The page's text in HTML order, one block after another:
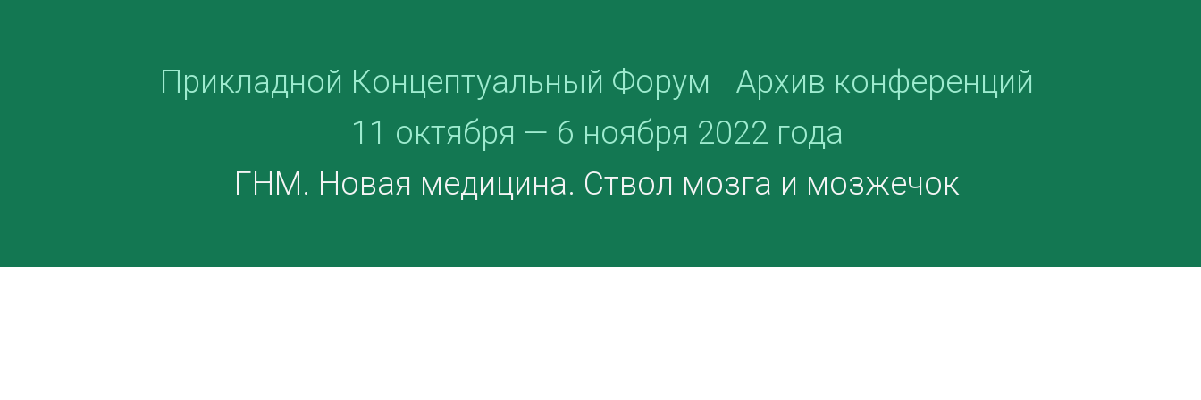
Прикладной Концептуальный Форум
Архив конференций
11 октября — 6 ноября 2022 года
ГНМ. Новая медицина. Ствол мозга и мозжечок